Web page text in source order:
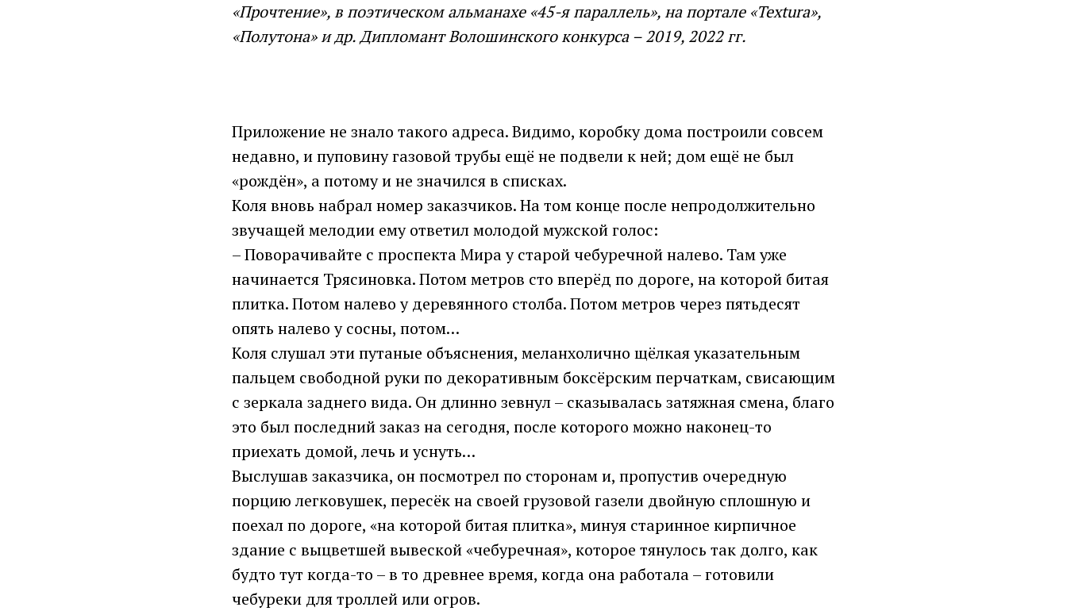
«Прочтение», в поэтическом альманахе «45-я параллель», на портале «Textura»,
«Полутона» и др. Дипломант Волошинского конкурса – 2019, 2022 гг.
Приложение не знало такого адреса. Видимо, коробку дома построили совсем
недавно, и пуповину газовой трубы ещё не подвели к ней; дом ещё не был
«рождён», а потому и не значился в списках.
Коля вновь набрал номер заказчиков. На том конце после непродолжительно
звучащей мелодии ему ответил молодой мужской голос:
– Поворачивайте с проспекта Мира у старой чебуречной налево. Там уже
начинается Трясиновка. Потом метров сто вперёд по дороге, на которой битая
плитка. Потом налево у деревянного столба. Потом метров через пятьдесят
опять налево у сосны, потом…
Коля слушал эти путаные объяснения, меланхолично щёлкая указательным
пальцем свободной руки по декоративным боксёрским перчаткам, свисающим
с зеркала заднего вида. Он длинно зевнул – сказывалась затяжная смена, благо
это был последний заказ на сегодня, после которого можно наконец-то
приехать домой, лечь и уснуть…
Выслушав заказчика, он посмотрел по сторонам и, пропустив очередную
порцию легковушек, пересёк на своей грузовой газели двойную сплошную и
поехал по дороге, «на которой битая плитка», минуя старинное кирпичное
здание с выцветшей вывеской «чебуречная», которое тянулось так долго, как
будто тут когда-то – в то древнее время, когда она работала – готовили
чебуреки для троллей или огров.